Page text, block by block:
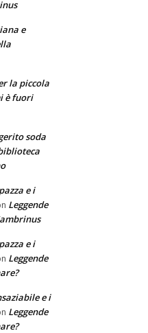
e
la piccola
è fuori
soda
e i
Leggende
e i
Leggende
e i
Leggende